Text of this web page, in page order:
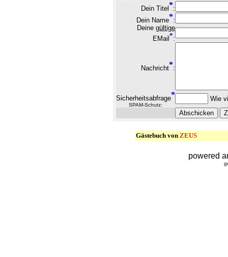
Dein Titel *:
Dein Name*:
Deine gültige
EMail *:
Nachricht*:
Sicherheitsabfrage*
SPAM-Schutz:
Wie
Gästebuch von ZEUS
powered